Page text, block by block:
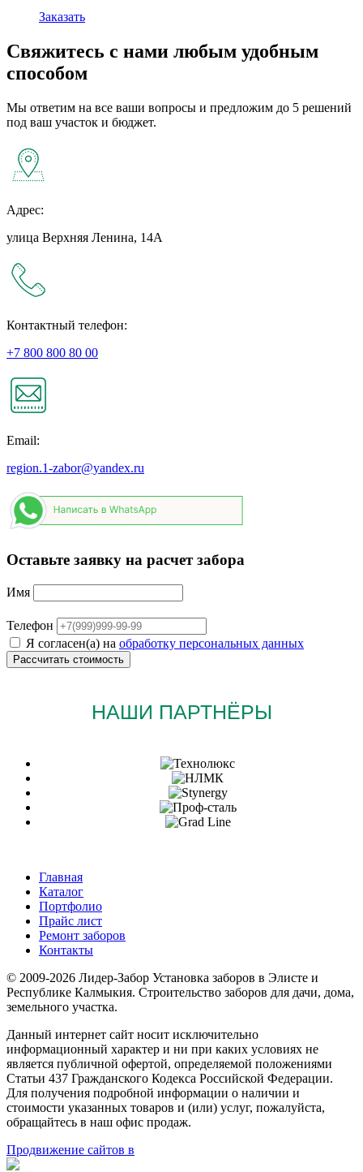
Заказать
Свяжитесь с нами любым удобным
способом
Мы ответим на все ваши вопросы и предложим до 5 решений
под ваш участок и бюджет.
Адрес:
улица Верхняя Ленина, 14А
Контактный телефон:
+7 800 800 80 00
Email:
region.1-zabor@yandex.ru
Оставьте заявку на расчет забора
Имя
Телефон
Я согласен(а) на обработку персональных данных
НАШИ ПАРТНЁРЫ
Главная
Каталог
Портфолио
Прайс лист
Ремонт заборов
Контакты
© 2009-2026 Лидер-Забор Установка заборов в Элисте и
Республике Калмыкия. Строительство заборов для дачи, дома,
земельного участка.
Данный интернет сайт носит исключительно
информационный характер и ни при каких условиях не
является публичной офертой, определяемой положениями
Статьи 437 Гражданского Кодекса Российской Федерации.
Для получения подробной информации о наличии и
стоимости указанных товаров и (или) услуг, пожалуйста,
обращайтесь в наш офис продаж.
Продвижение сайтов в